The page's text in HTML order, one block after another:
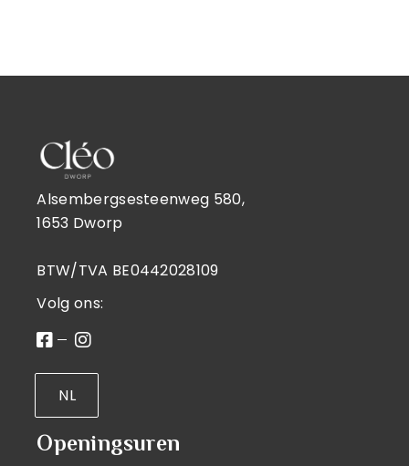
Alsembergsesteenweg 580,
1653 Dworp
BTW/TVA BE0442028109
Volg ons:
NL
Openingsuren